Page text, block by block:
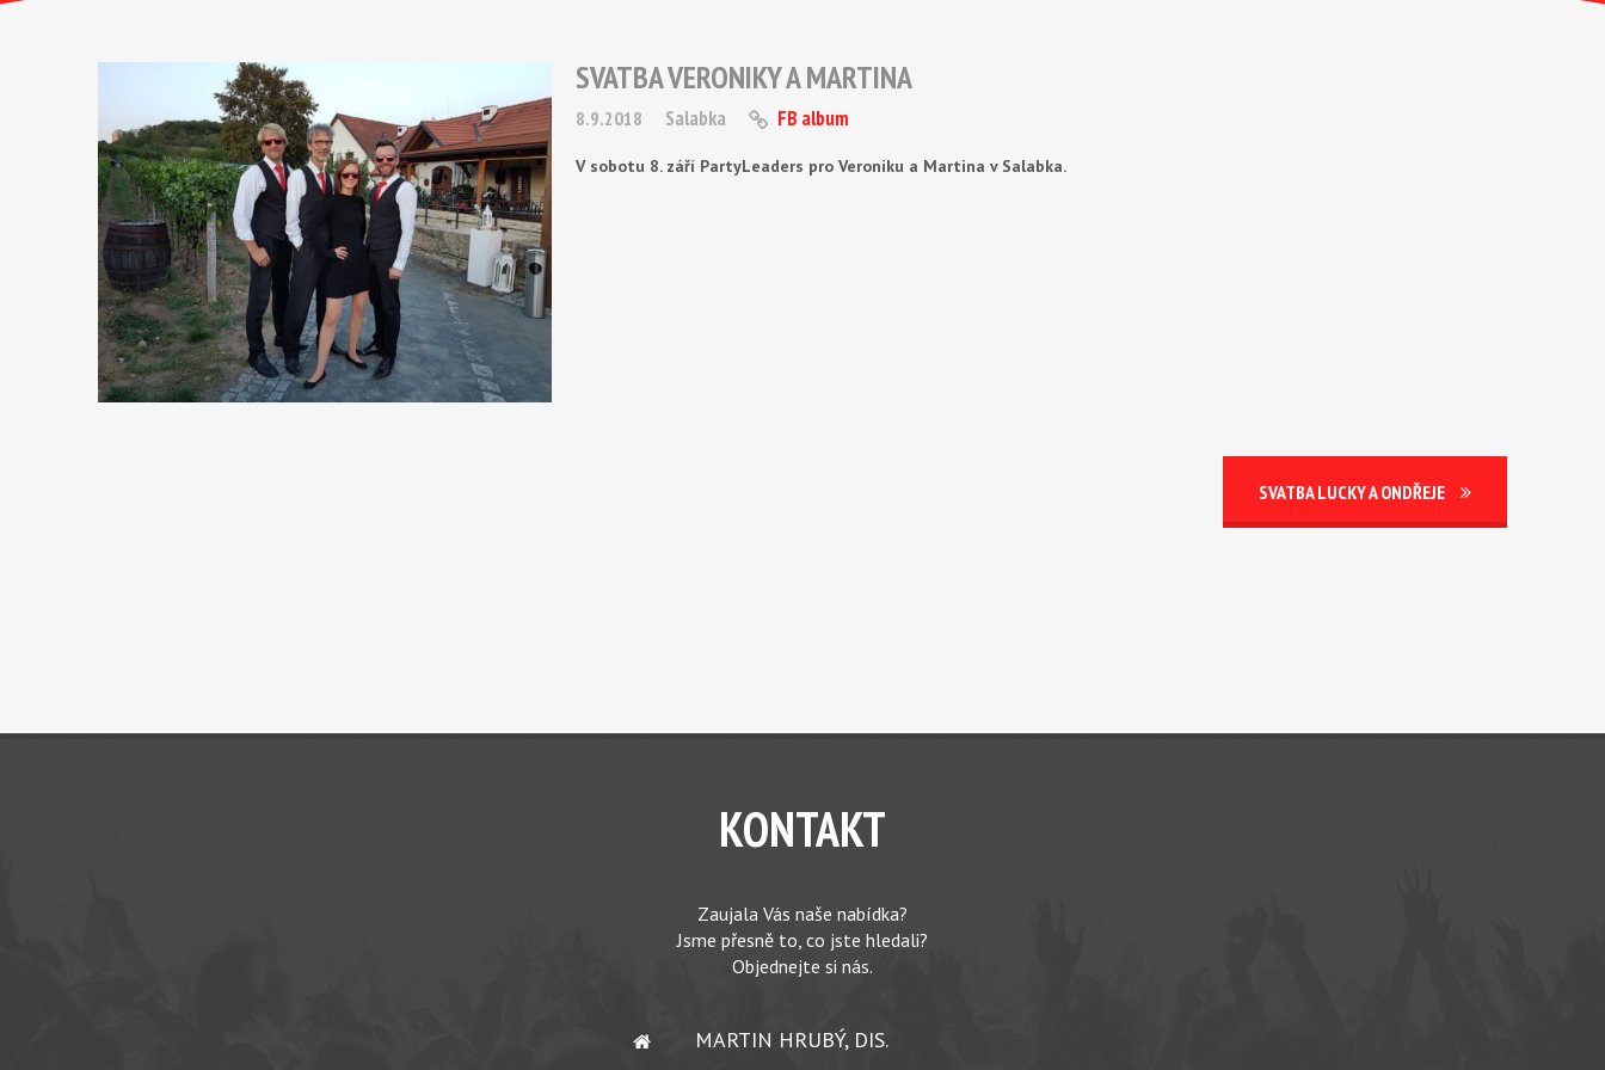
SVATBA VERONIKY A MARTINA
8.9.2018 Salabka FB album
V sobotu 8. září PartyLeaders pro Veroniku a Martina v Salabka.
SVATBA LUCKY A ONDŘEJE
KONTAKT
Zaujala Vás naše nabídka?
Jsme přesně to, co jste hledali?
Objednejte si nás.
MARTIN HRUBÝ, DIS.